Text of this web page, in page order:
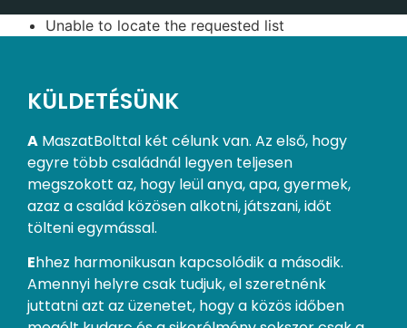
Unable to locate the requested list
KÜLDETÉSÜNK
A MaszatBolttal két célunk van. Az első, hogy
egyre több családnál legyen teljesen
megszokott az, hogy leül anya, apa, gyermek,
azaz a család közösen alkotni, játszani, időt
tölteni egymással.
Ehhez harmonikusan kapcsolódik a második.
Amennyi helyre csak tudjuk, el szeretnénk
juttatni azt az üzenetet, hogy a közös időben